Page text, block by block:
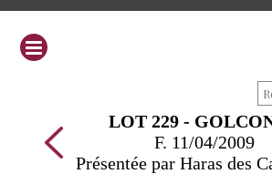
LOT 229 -
F. 11/04/2009
Présentée par Haras des